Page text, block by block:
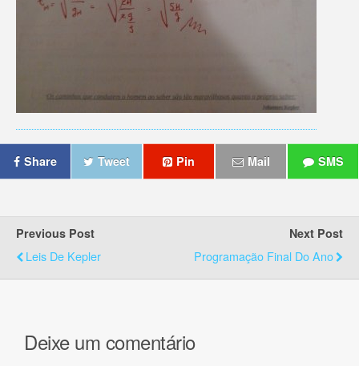
Share Tweet Pin Mail SMS
Previous Post
Leis De Kepler
Next Post
Programação Final Do Ano
Deixe um comentário